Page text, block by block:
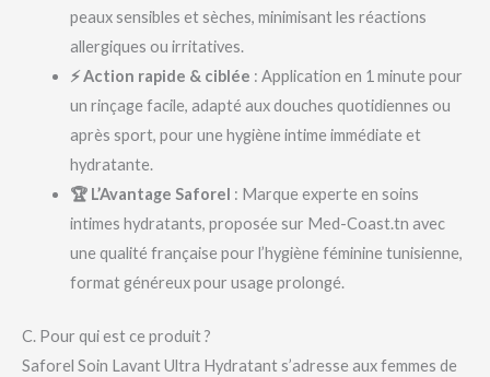
peaux sensibles et sèches, minimisant les réactions
allergiques ou irritatives.
⚡ Action rapide & ciblée : Application en 1 minute pour
un rinçage facile, adapté aux douches quotidiennes ou
après sport, pour une hygiène intime immédiate et
hydratante.
🏆 L’Avantage Saforel : Marque experte en soins
intimes hydratants, proposée sur Med-Coast.tn avec
une qualité française pour l’hygiène féminine tunisienne,
format généreux pour usage prolongé.
C. Pour qui est ce produit ?
Saforel Soin Lavant Ultra Hydratant s’adresse aux femmes de